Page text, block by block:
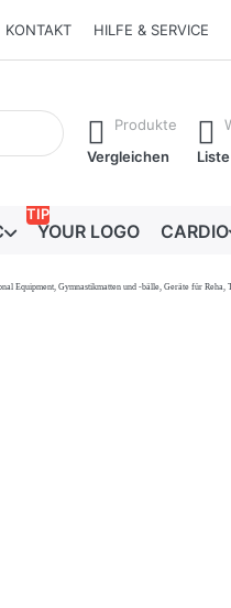
KONTAKT HILFE & SERVICE
Drücken Sie
Produkte
Vergleichen
Liste
YOUR LOGO
TIP
CARDIO
Equipment, Gymnastikmatten und -bälle, Geräte für